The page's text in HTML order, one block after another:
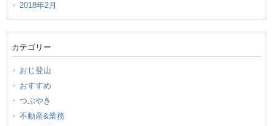
2018年2月
カテゴリー
おじ登山
おすすめ
つぶやき
不動産&業務